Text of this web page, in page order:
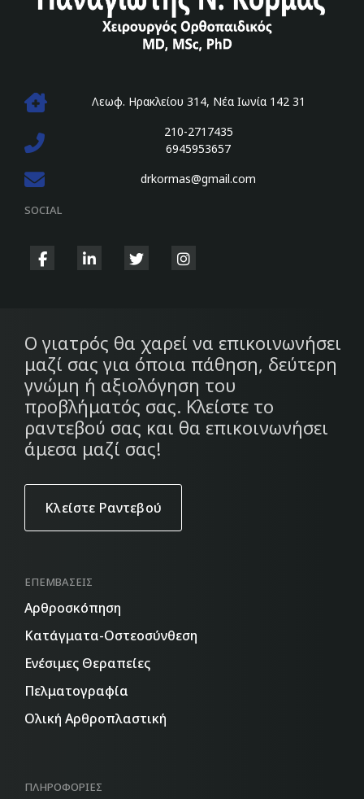
Λεωφ. Ηρακλείου 314, Νέα Ιωνία 142 31
210-2717435
6945953657
drkormas@gmail.com
SOCIAL
fab
fab
fab
fab
Ο γιατρός θα χαρεί να επικοινωνήσει
μαζί σας για όποια πάθηση, δεύτερη
γνώμη ή αξιολόγηση του
προβλήματός σας. Κλείστε το
ραντεβού σας και θα επικοινωνήσει
άμεσα μαζί σας!
Κλείστε Ραντεβού
ΕΠΕΜΒΆΣΕΙΣ
Aρθροσκόπηση
Κατάγματα-Οστεοσύνθεση
Ενέσιμες Θεραπείες
Πελματογραφία
Ολική Αρθροπλαστική
ΠΛΗΡΟΦΟΡΊΕΣ